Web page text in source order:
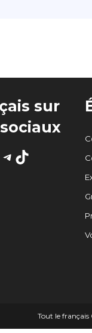
sur
Telegram
TikTok
Tout le